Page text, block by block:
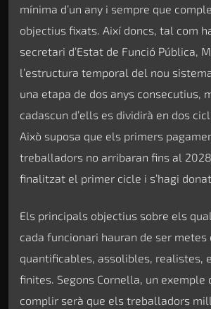
mínima d’un any i sempre que
objectius fixats. Així doncs, tal com
secretari d’Estat de Funció Pública,
l’estructura temporal del nou
una etapa de dos anys consecutius,
cadascun d’ells es dividirà en dos
Això suposa que els primers
treballadors no arribaran fins al
finalitzat el primer cicle i s’hagi
Els principals objectius sobre els
cada funcionari hauran de ser metes
quantificables, assolibles, realistes,
finites. Segons Cornella, un exemple
complir serà que els treballadors